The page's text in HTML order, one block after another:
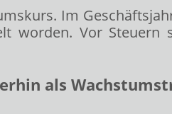
Im
worden. Vor
als